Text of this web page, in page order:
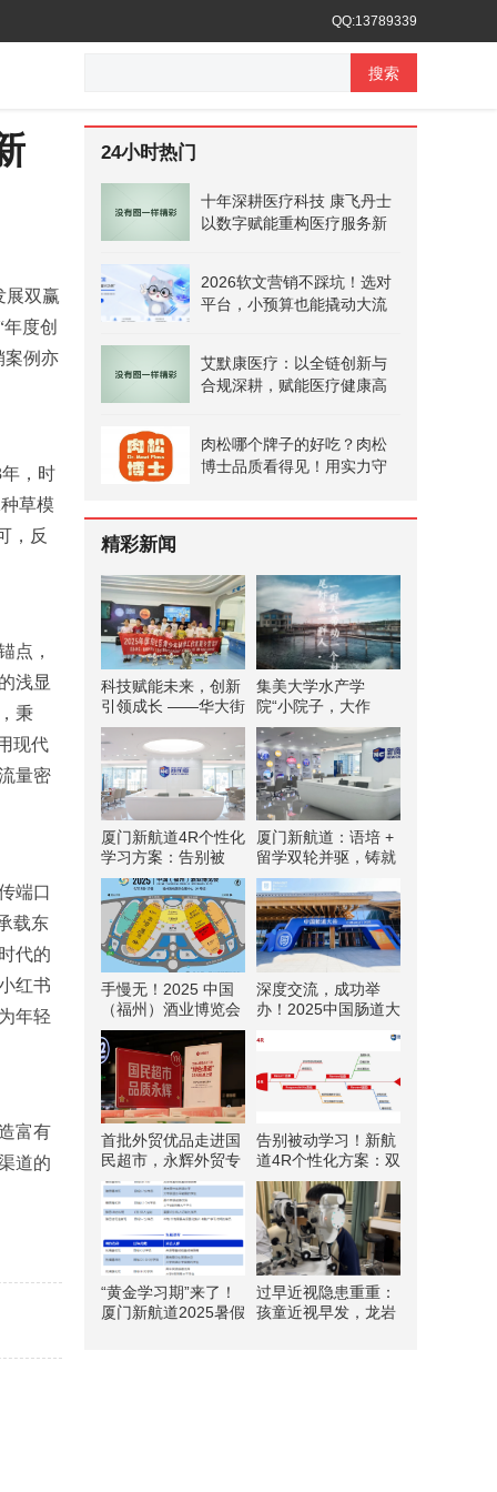
QQ:13789339
搜索
展双赢
度创
案例亦
，时
草模
，反
点，
浅显
秉
现代
量密
端口
载东
代的
红书
年轻
富有
道的
24小时热门
十年深耕医疗科技 康飞丹士
以数字赋能重构医疗服务新
2026软文营销不踩坑！选对
平台，小预算也能撬动大流
艾默康医疗：以全链创新与
合规深耕，赋能医疗健康高
肉松哪个牌子的好吃？肉松
博士品质看得见！用实力守
精彩新闻
科技赋能未来，创新
引领成长 ——华大街
道屏东社区青少年科
普夏令营
集美大学水产学
院“小院子，大作
为”科技小院实践队
赴南境村实践调研 探
索科技赋能水产养殖
振兴路径
厦门新航道4R个性化
学习方案：告别被
动，拥抱主动，双向
深度互动教学！
厦门新航道：语培 +
留学双轮并驱，铸就
国际教育高品质
手慢无！2025 中国
（福州）酒业博览会
观展全攻略，闽江边
上的酒业狂欢即将开
场！
深度交流，成功举
办！2025中国肠道大
首批外贸优品走进国
民超市，永辉外贸专
区登陆3家福州门店
告别被动学习！新航
道4R个性化方案：双
向互动教学，让孩子
做自己的学习规划师
“黄金学习期”来了！
厦门新航道2025暑假
过早近视隐患重重：
孩童近视早发，龙岩